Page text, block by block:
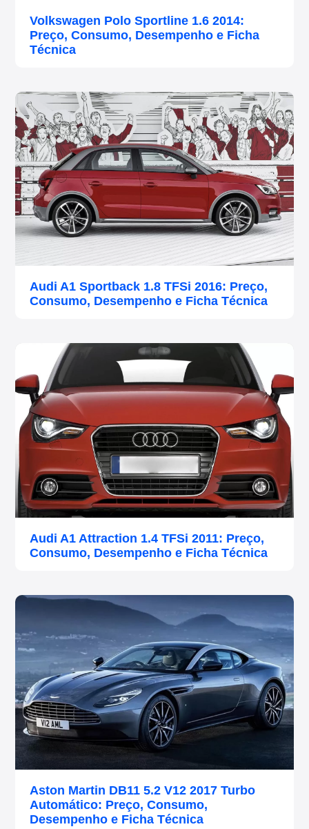
Volkswagen Polo Sportline 1.6 2014:
Preço, Consumo, Desempenho e Ficha
Técnica
Audi A1 Sportback 1.8 TFSi 2016: Preço,
Consumo, Desempenho e Ficha Técnica
Audi A1 Attraction 1.4 TFSi 2011: Preço,
Consumo, Desempenho e Ficha Técnica
Aston Martin DB11 5.2 V12 2017 Turbo
Automático: Preço, Consumo,
Desempenho e Ficha Técnica